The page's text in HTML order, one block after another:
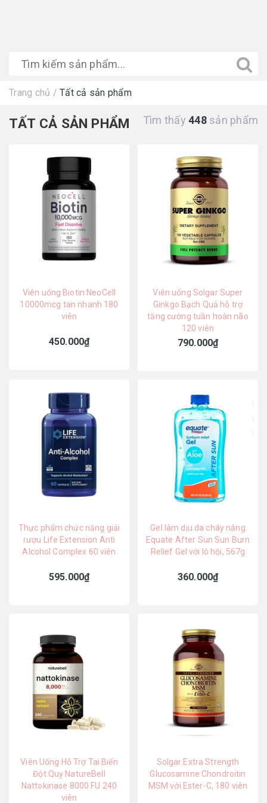
Trang chủ / Tất cả sản phẩm
TẤT CẢ SẢN PHẨM Tìm thấy 448sản phẩm
Viên uống Biotin NeoCell
10000mcg tan nhanh 180
viên
450.000₫
Viên uống Solgar Super
Ginkgo Bạch Quả hỗ trợ
tăng cường tuần hoàn não
120 viên
790.000₫
Thực phẩm chức năng giải
rượu Life Extension Anti
Alcohol Complex 60 viên
595.000₫
Gel làm dịu da cháy nắng
Equate After Sun Sun Burn
Relief Gel với lô hội, 567g
360.000₫
Viên Uống Hỗ Trợ Tai Biến
Đột Quỵ NatureBell
Nattokinase 8000 FU 240
viên
Solgar Extra Strength
Glucosamine Chondroitin
MSM với Ester-C, 180 viên